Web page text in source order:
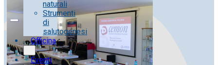
naturali
Strumenti
di
salutogenesi
Officina
Eventi